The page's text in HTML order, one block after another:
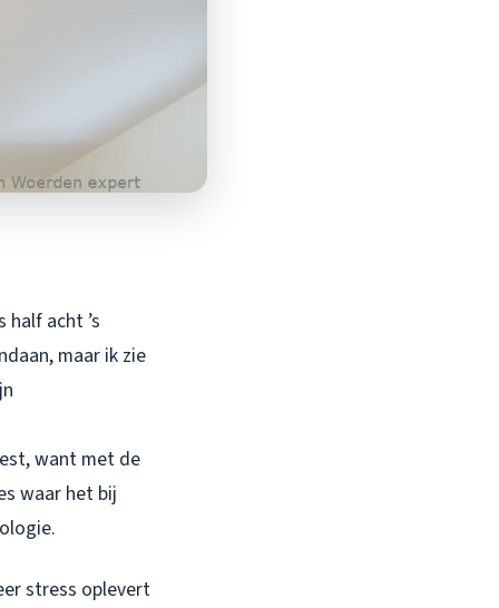
acht ’s
maar ik zie
want met de
waar het bij
stress oplevert